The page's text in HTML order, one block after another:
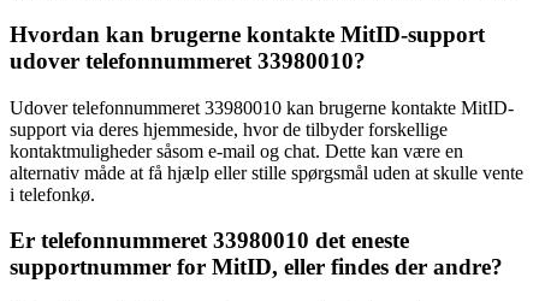
Hvordan kan brugerne kontakte MitID-support
udover telefonnummeret 33980010?
Udover telefonnummeret 33980010 kan brugerne kontakte MitID-
support via deres hjemmeside, hvor de tilbyder forskellige
kontaktmuligheder såsom e-mail og chat. Dette kan være en
alternativ måde at få hjælp eller stille spørgsmål uden at skulle vente
i telefonkø.
Er telefonnummeret 33980010 det eneste
supportnummer for MitID, eller findes der andre?